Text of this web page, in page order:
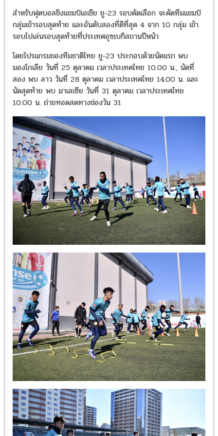
สำหรับฟุตบอลชิงแชมป์เอเชีย ยู-23 รอบคัดเลือก จะคัดทีมแชมป์
กลุ่มเข้ารอบสุดท้าย และอันดับสองที่ดีที่สุด 4 จาก 10 กลุ่ม เข้า
รอบไปเล่นรอบสุดท้ายที่ประเทศอุซเบกิสถานปีหน้า
โดยโปรแกรมของทีมชาติไทย ยู-23 ประกอบด้วยนัดแรก พบ
มองโกเลีย วันที่ 25 ตุลาคม เวลาประเทศไทย 10.00 น., นัดที่
สอง พบ ลาว วันที่ 28 ตุลาคม เวลาประเทศไทย 14.00 น. และ
นัดสุดท้าย พบ มาเลเซีย วันที่ 31 ตุลาคม เวลาประเทศไทย
10.00 น. ถ่ายทอดสดทางช่องวัน 31